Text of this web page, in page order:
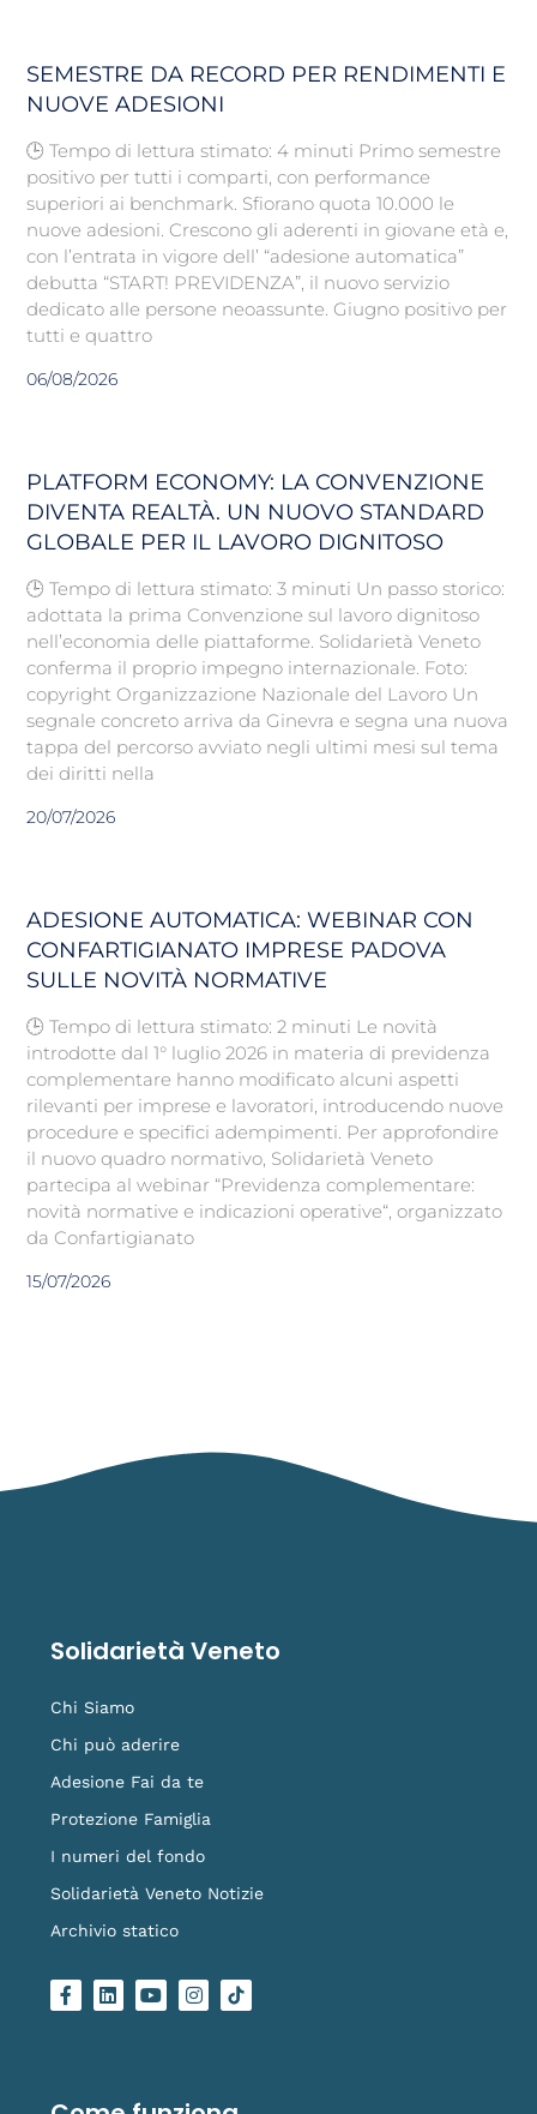
SEMESTRE DA RECORD PER RENDIMENTI E
NUOVE ADESIONI
🕒 Tempo di lettura stimato: 4 minuti Primo semestre
positivo per tutti i comparti, con performance
superiori ai benchmark. Sfiorano quota 10.000 le
nuove adesioni. Crescono gli aderenti in giovane età e,
con l’entrata in vigore dell’ “adesione automatica”
debutta “START! PREVIDENZA”, il nuovo servizio
dedicato alle persone neoassunte. Giugno positivo per
tutti e quattro
06/08/2026
PLATFORM ECONOMY: LA CONVENZIONE
DIVENTA REALTÀ. UN NUOVO STANDARD
GLOBALE PER IL LAVORO DIGNITOSO
🕒 Tempo di lettura stimato: 3 minuti Un passo storico:
adottata la prima Convenzione sul lavoro dignitoso
nell’economia delle piattaforme. Solidarietà Veneto
conferma il proprio impegno internazionale. Foto:
copyright Organizzazione Nazionale del Lavoro Un
segnale concreto arriva da Ginevra e segna una nuova
tappa del percorso avviato negli ultimi mesi sul tema
dei diritti nella
20/07/2026
ADESIONE AUTOMATICA: WEBINAR CON
CONFARTIGIANATO IMPRESE PADOVA
SULLE NOVITÀ NORMATIVE
🕒 Tempo di lettura stimato: 2 minuti Le novità
introdotte dal 1° luglio 2026 in materia di previdenza
complementare hanno modificato alcuni aspetti
rilevanti per imprese e lavoratori, introducendo nuove
procedure e specifici adempimenti. Per approfondire
il nuovo quadro normativo, Solidarietà Veneto
partecipa al webinar “Previdenza complementare:
novità normative e indicazioni operative“, organizzato
da Confartigianato
15/07/2026
Solidarietà Veneto
Chi Siamo
Chi può aderire
Adesione Fai da te
Protezione Famiglia
I numeri del fondo
Solidarietà Veneto Notizie
Archivio statico
F
a
o
L
i
i
Y
o
e
I
n
r
L
o
i